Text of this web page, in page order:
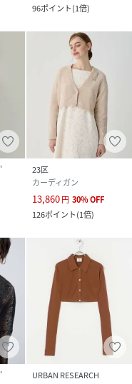
96ポイント(1倍)
23区
カーディガン
13,860円 30%OFF
126ポイント(1倍)
URBAN RESEARCH